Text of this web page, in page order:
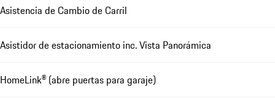
Asistencia de Cambio de Carril
Asistidor de estacionamiento inc. Vista Panorámica
HomeLink® (abre puertas para garaje)